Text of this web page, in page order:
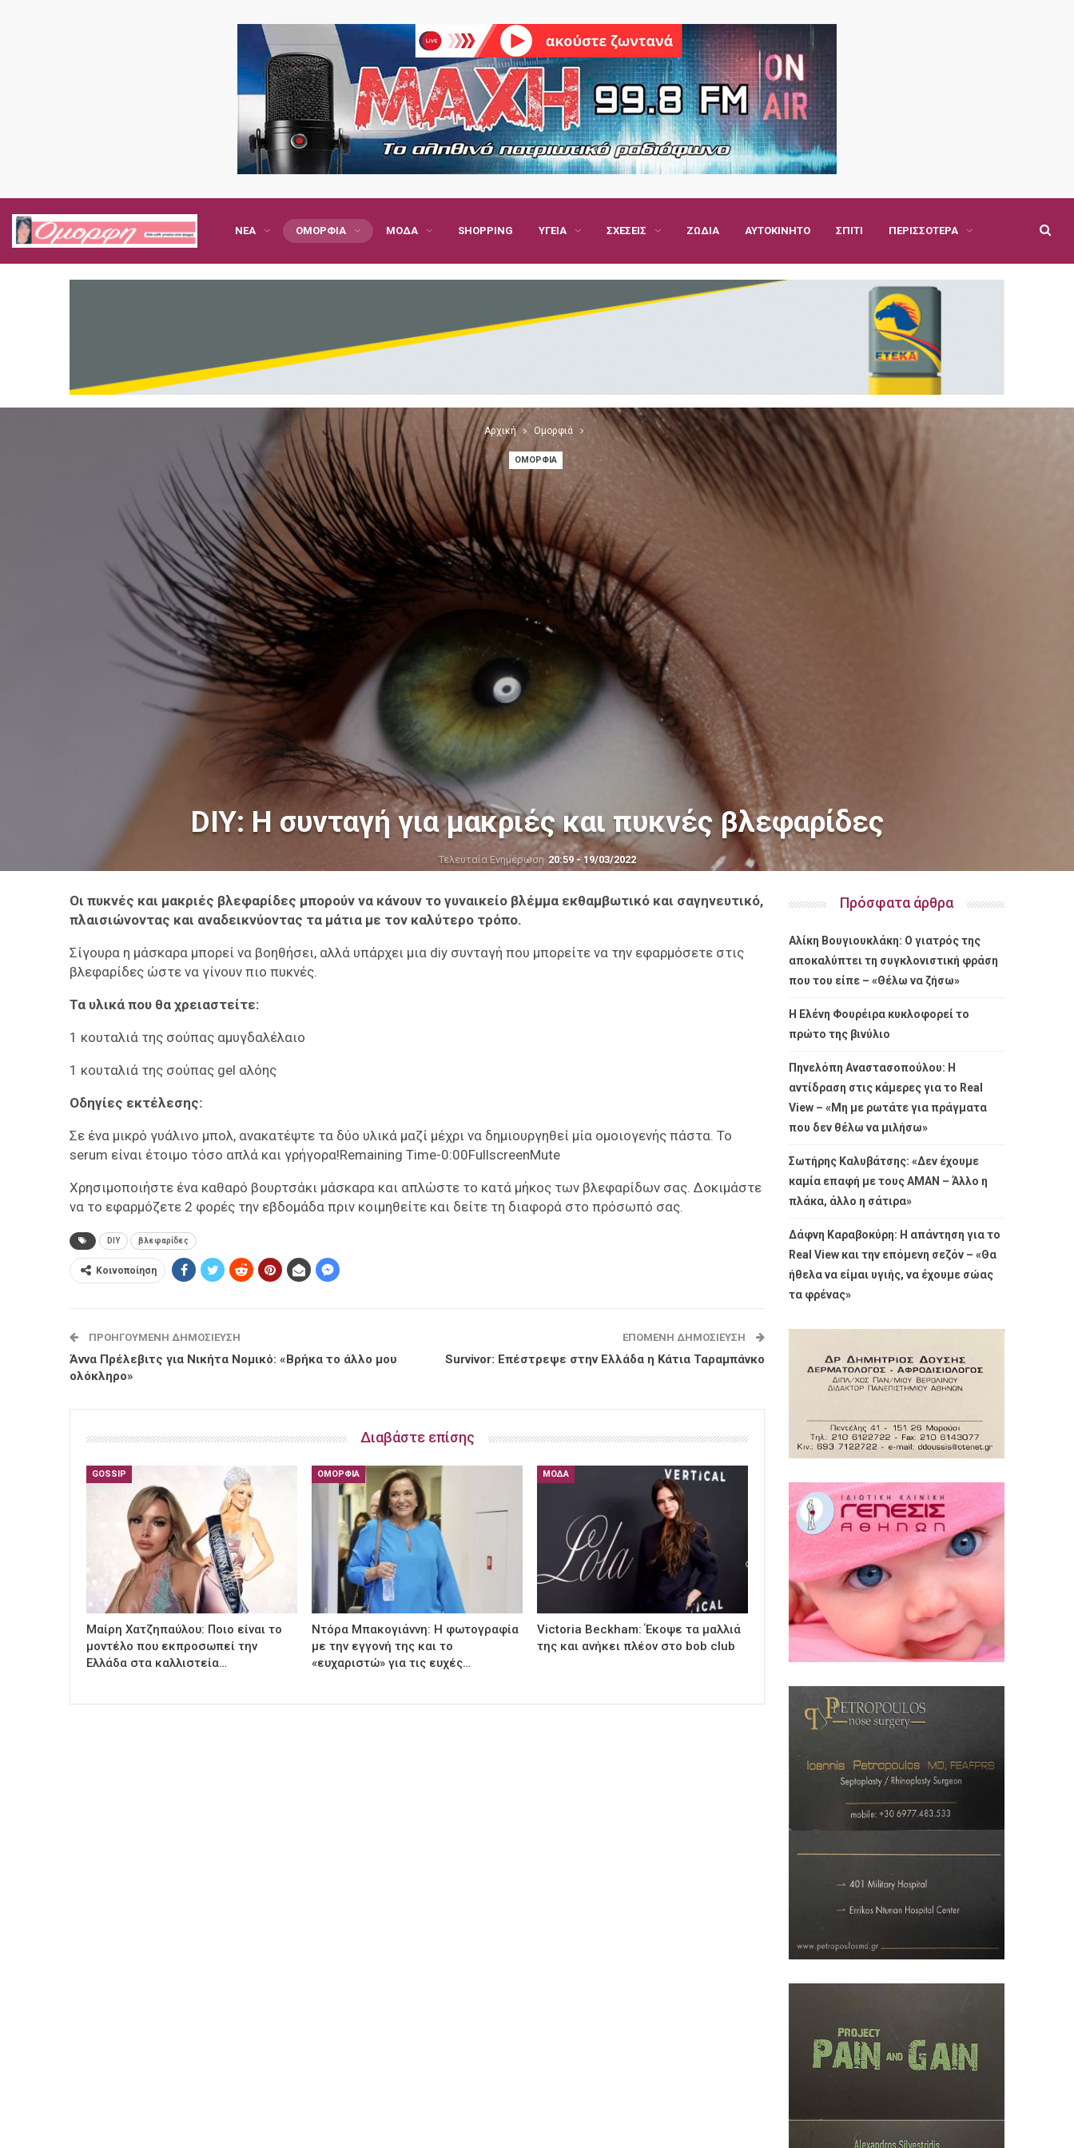
ΝΈΑ ΟΜΟΡΦΙΆ ΜΌΔΑ SHOPPING ΥΓΕΊΑ ΣΧΈΣΕΙΣ ΖΏΔΙΑ ΑΥΤΟΚΊΝΗΤΟ ΣΠΊΤΙ ΠΕΡΙΣΣΌΤΕΡΑ
Αρχική Ομορφιά
ΟΜΟΡΦΙΆ
DIY: Η συνταγή για μακριές και πυκνές βλεφαρίδες
Τελευταία Ενημέρωση 20:59 - 19/03/2022
Οι πυκνές και μακριές βλεφαρίδες μπορούν να κάνουν το γυναικείο βλέμμα εκθαμβωτικό και σαγηνευτικό,
πλαισιώνοντας και αναδεικνύοντας τα μάτια με τον καλύτερο τρόπο.
Σίγουρα η μάσκαρα μπορεί να βοηθήσει, αλλά υπάρχει μια diy συνταγή που μπορείτε να την εφαρμόσετε στις
βλεφαρίδες ώστε να γίνουν πιο πυκνές.
Τα υλικά που θα χρειαστείτε:
1 κουταλιά της σούπας αμυγδαλέλαιο
1 κουταλιά της σούπας gel αλόης
Οδηγίες εκτέλεσης:
Σε ένα μικρό γυάλινο μπολ, ανακατέψτε τα δύο υλικά μαζί μέχρι να δημιουργηθεί μία ομοιογενής πάστα. Το
serum είναι έτοιμο τόσο απλά και γρήγορα!Remaining Time-0:00FullscreenMute
Χρησιμοποιήστε ένα καθαρό βουρτσάκι μάσκαρα και απλώστε το κατά μήκος των βλεφαρίδων σας. Δοκιμάστε
να το εφαρμόζετε 2 φορές την εβδομάδα πριν κοιμηθείτε και δείτε τη διαφορά στο πρόσωπό σας.
DIY βλεφαρίδες
Κοινοποίηση
ΠΡΟΗΓΟΎΜΕΝΗ ΔΗΜΟΣΊΕΥΣΗ
Άννα Πρέλεβιτς για Νικήτα Νομικό: «Βρήκα το άλλο μου
ολόκληρο»
ΕΠΌΜΕΝΗ ΔΗΜΟΣΊΕΥΣΗ
Survivor: Επέστρεψε στην Ελλάδα η Κάτια Ταραμπάνκο
Διαβάστε επίσης
GOSSIP
Μαίρη Χατζηπαύλου: Ποιο είναι το
μοντέλο που εκπροσωπεί την
Ελλάδα στα καλλιστεία…
ΟΜΟΡΦΙΆ
Ντόρα Μπακογιάννη: Η φωτογραφία
με την εγγονή της και το
«ευχαριστώ» για τις ευχές…
ΜΌΔΑ
Victoria Beckham: Έκοψε τα μαλλιά
της και ανήκει πλέον στο bob club
Πρόσφατα άρθρα
Αλίκη Βουγιουκλάκη: Ο γιατρός της
αποκαλύπτει τη συγκλονιστική φράση
που του είπε – «Θέλω να ζήσω»
Η Ελένη Φουρέιρα κυκλοφορεί το
πρώτο της βινύλιο
Πηνελόπη Αναστασοπούλου: Η
αντίδραση στις κάμερες για το Real
View – «Μη με ρωτάτε για πράγματα
που δεν θέλω να μιλήσω»
Σωτήρης Καλυβάτσης: «Δεν έχουμε
καμία επαφή με τους ΑΜΑΝ – Άλλο η
πλάκα, άλλο η σάτιρα»
Δάφνη Καραβοκύρη: Η απάντηση για το
Real View και την επόμενη σεζόν – «Θα
ήθελα να είμαι υγιής, να έχουμε σώας
τα φρένας»